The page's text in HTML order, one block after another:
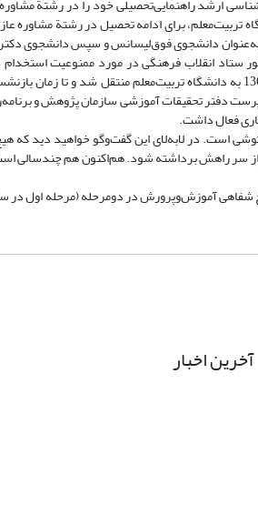
تربیت‌معلم ادامه داد. وی در تیرماه 1363 به دانشگاه
دفتر تحقیقات آموزشی سازمان پژوهش و
فعال داشت.
است. در لابه‌لای این گفت‌وگو خواهید دید که
سر راهش برداشته شود. هم‌اکنون هم چند‌سالی
آخرین اخبار